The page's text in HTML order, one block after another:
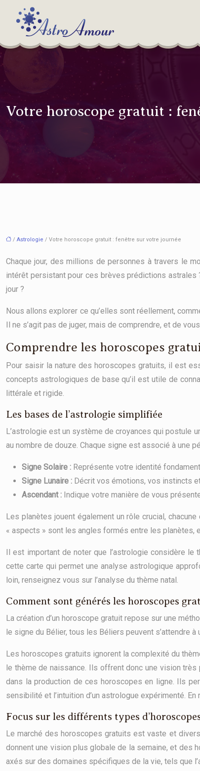
Votre horoscope gratuit :
/ Astrologie / Votre horoscope gratuit : fenêtre sur votre journée
Chaque jour, des millions de personnes à travers le
intérêt persistant pour ces brèves prédictions astrales
jour ?
Nous allons explorer ce qu’elles sont réellement,
Il ne s’agit pas de juger, mais de comprendre, et de
Comprendre les horoscopes
Pour saisir la nature des horoscopes gratuits, il est
concepts astrologiques de base qu’il est utile de
littérale et rigide.
Les bases de l’astrologie simplifiée
L’astrologie est un système de croyances qui postule
au nombre de douze. Chaque signe est associé à une
Signe Solaire : Représente votre identité
Signe Lunaire : Décrit vos émotions, vos instincts
Ascendant : Indique votre manière de vous
Les planètes jouent également un rôle crucial,
« aspects » sont les angles formés entre les
Il est important de noter que l’astrologie considère le
cette carte qui permet une analyse astrologique
loin, renseignez vous sur l’analyse du thème natal.
Comment sont générés les horoscopes
La création d’un horoscope gratuit repose sur une
le signe du Bélier, tous les Béliers peuvent s’attendre
Les horoscopes gratuits ignorent la complexité du
le thème de naissance. Ils offrent donc une vision
dans la production de ces horoscopes en ligne. Ils
sensibilité et l’intuition d’un astrologue expérimenté.
Focus sur les différents types
Le marché des horoscopes gratuits est vaste et
donnent une vision plus globale de la semaine, et des
axés sur des domaines spécifiques de la vie, tels que